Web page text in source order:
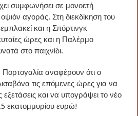
συμφωνήσει σε μονοετή
αγοράς. Στη διεκδίκηση του
και η Σπόρτινγκ
ώρες και η Παλέρμο
στο παιχνίδι.
αναφέρουν ότι ο
τις επόμενες ώρες για να
εξετάσεις και να υπογράψει το νέο
εκατομμυρίου ευρώ!